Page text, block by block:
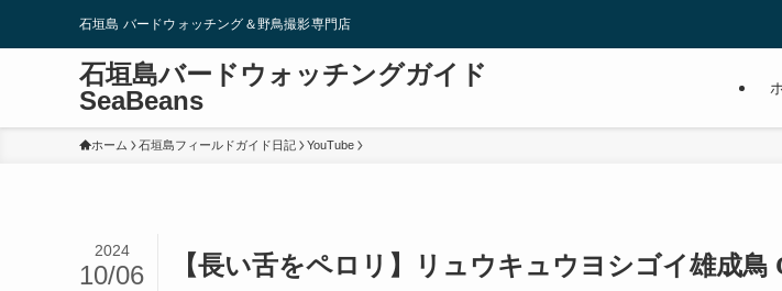
石垣島 バードウォッチング＆野鳥撮影専門店
石垣島バードウォッチングガイド
SeaBeans
ホーム 石垣島フィールドガイド日記 YouTube
【長い舌をペロリ】リュウキュウヨシゴイ雄成鳥
2024
10/06